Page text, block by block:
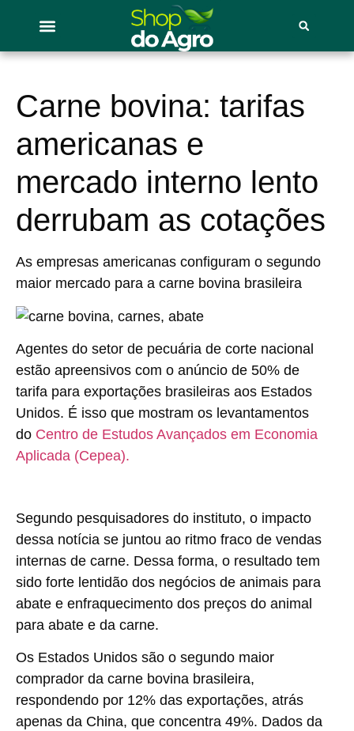
Carne bovina: tarifas
americanas e
mercado interno lento
derrubam as cotações
As empresas americanas configuram o segundo
maior mercado para a carne bovina brasileira
Agentes do setor de pecuária de corte nacional
estão apreensivos com o anúncio de 50% de
tarifa para exportações brasileiras aos Estados
Unidos. É isso que mostram os levantamentos
do Centro de Estudos Avançados em Economia
Aplicada (Cepea).
Segundo pesquisadores do instituto, o impacto
dessa notícia se juntou ao ritmo fraco de vendas
internas de carne. Dessa forma, o resultado tem
sido forte lentidão dos negócios de animais para
abate e enfraquecimento dos preços do animal
para abate e da carne.
Os Estados Unidos são o segundo maior
comprador da carne bovina brasileira,
respondendo por 12% das exportações, atrás
apenas da China, que concentra 49%. Dados da